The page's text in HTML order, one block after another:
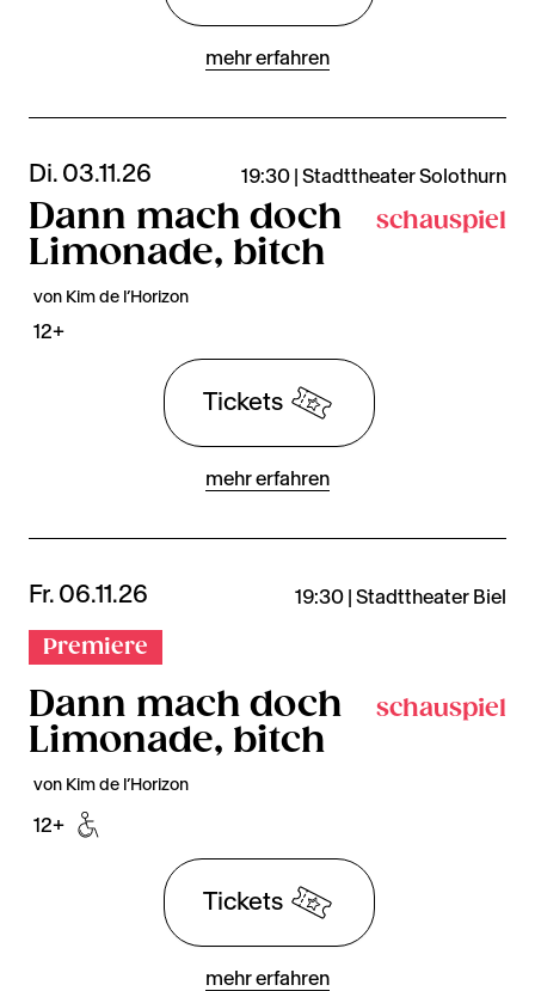
mehr erfahren
Di. 03.11.26 19:30 | Stadttheater Solothurn
Dann mach doch
Limonade, bitch
schauspiel
von Kim de l’Horizon
12+
Tickets
mehr erfahren
Fr. 06.11.26 19:30 | Stadttheater Biel
Premiere
Dann mach doch
Limonade, bitch
schauspiel
von Kim de l’Horizon
12+
Tickets
mehr erfahren